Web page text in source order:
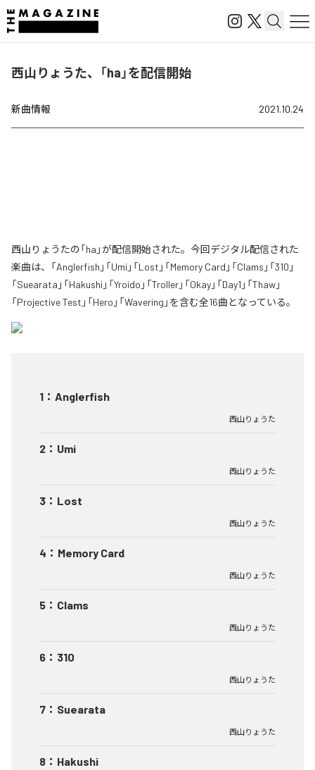
西山りょうた、「ha」を配信開始
新曲情報 2021.10.24
西山りょうたの「ha」が配信開始された。今回デジタル配信された
楽曲は、「Anglerfish」「Umi」「Lost」「Memory Card」「Clams」「310」
「Suearata」「Hakushi」「Yroido」「Troller」「Okay」「Day1」「Thaw」
「Projective Test」「Hero」「Wavering」を含む全16曲となっている。
1 ： Anglerfish
西山りょうた
2 ： Umi
西山りょうた
3 ： Lost
西山りょうた
4 ： Memory Card
西山りょうた
5 ： Clams
西山りょうた
6 ： 310
西山りょうた
7 ： Suearata
西山りょうた
8 ： Hakushi